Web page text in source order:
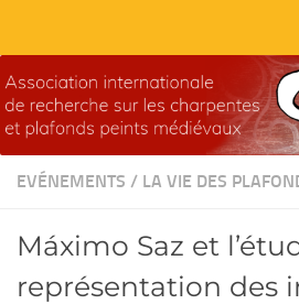
EVÉNEMENTS / LA VIE DES
Máximo Saz et
représentation des